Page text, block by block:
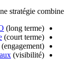
stratégie combine :
(long terme)
(court terme)
(visibilité)